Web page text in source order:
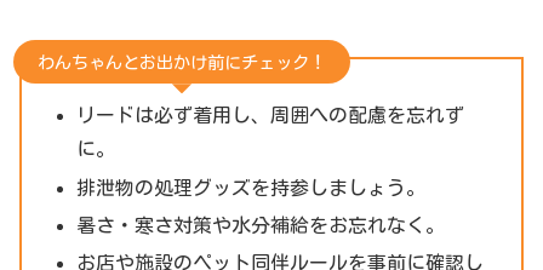
わんちゃんとお出かけ前にチェック！
リードは必ず着用し、周囲への配慮を忘れず
に。
排泄物の処理グッズを持参しましょう。
暑さ・寒さ対策や水分補給をお忘れなく。
お店や施設のペット同伴ルールを事前に確認し